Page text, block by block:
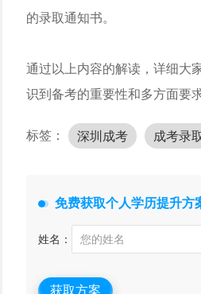
的录取通知书。
通过以上内容的解读，详细大
识到备考的重要性和多方面要
标签： 深圳成考 成考录
免费获取个人学历提升方
姓名：
获取方案